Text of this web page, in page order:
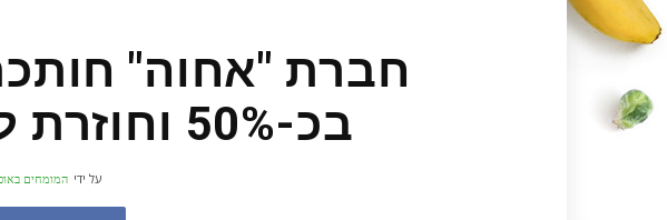
חברת "אחוה"
בכ-50% וחוזרת למחיריה טרום מס הסוכר
על ידי המומחים